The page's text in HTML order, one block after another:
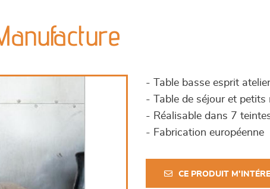
- Table basse esprit atelier
- Table de séjour et petits
- Réalisable dans 7
- Fabrication européenne
CE PRODUIT